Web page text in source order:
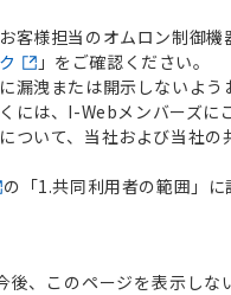
様担当のオムロン制御機
」をご確認ください。
洩または開示しないよう
は、I-Webメンバーズに
ついて、当社および当社
の「1.共同利用者の範囲」に
後、このページを表示しな